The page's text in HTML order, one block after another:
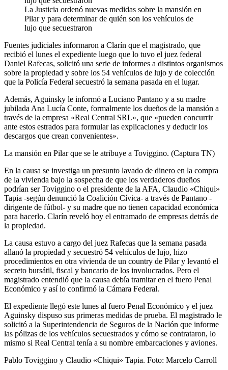
La Justicia ordenó nuevas medidas sobre la mansión en
Pilar y para determinar de quién son los vehículos de
lujo que secuestraron
Fuentes judiciales informaron a Clarín que el magistrado, que
recibió el lunes el expediente luego que lo tuvo el juez federal
Daniel Rafecas, solicitó una serie de informes a distintos organismos
sobre la propiedad y sobre los 54 vehículos de lujo y de colección
que la Policía Federal secuestró la semana pasada en el lugar.
Además, Aguinsky le informó a Luciano Pantano y a su madre
jubilada Ana Lucía Conte, formalmente los dueños de la mansión a
través de la empresa «Real Central SRL», que «pueden concurrir
ante estos estrados para formular las explicaciones y deducir los
descargos que crean convenientes».
La mansión en Pilar que se le atribuye a Toviggino. (Captura TN)
En la causa se investiga un presunto lavado de dinero en la compra
de la vivienda bajo la sospecha de que los verdaderos dueños
podrían ser Toviggino o el presidente de la AFA, Claudio «Chiqui»
Tapia -según denunció la Coalición Cívica- a través de Pantano -
dirigente de fútbol- y su madre que no tienen capacidad económica
para hacerlo. Clarín reveló hoy el entramado de empresas detrás de
la propiedad.
La causa estuvo a cargo del juez Rafecas que la semana pasada
allanó la propiedad y secuestró 54 vehículos de lujo, hizo
procedimientos en otra vivienda de un country de Pilar y levantó el
secreto bursátil, fiscal y bancario de los involucrados. Pero el
magistrado entendió que la causa debía tramitar en el fuero Penal
Económico y así lo confirmó la Cámara Federal.
El expediente llegó este lunes al fuero Penal Económico y el juez
Aguinsky dispuso sus primeras medidas de prueba. El magistrado le
solicitó a la Superintendencia de Seguros de la Nación que informe
las pólizas de los vehículos secuestrados y cómo se contrataron, lo
mismo si Real Central tenía a su nombre embarcaciones y aviones.
Pablo Toviggino y Claudio «Chiqui» Tapia. Foto: Marcelo Carroll